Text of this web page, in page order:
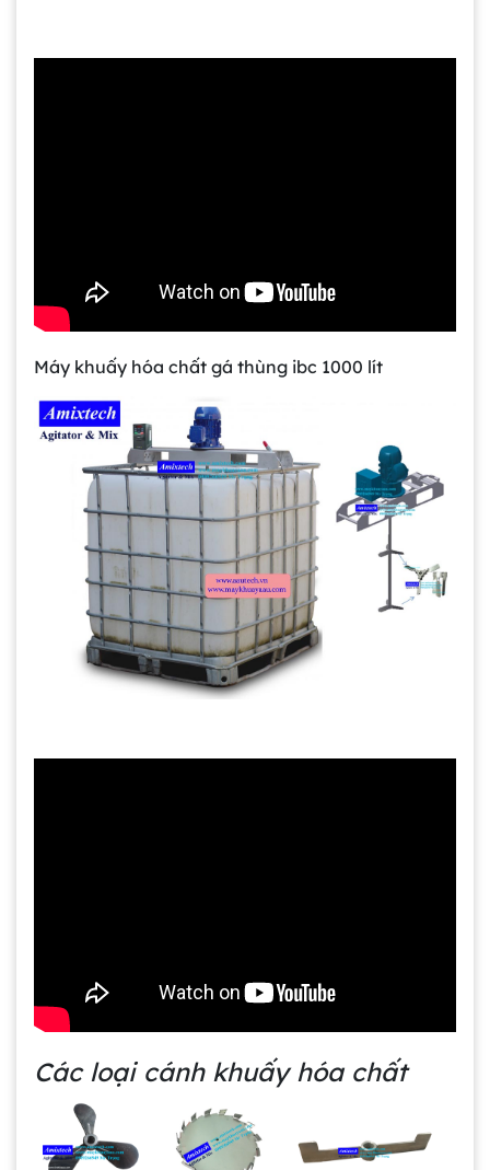
Máy khuấy hóa chất gá thùng ibc 1000 lít
Các loại cánh khuấy hóa chất